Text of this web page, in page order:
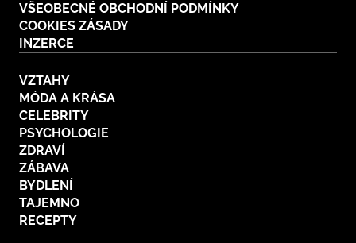
VŠEOBECNÉ OBCHODNÍ PODMÍNKY
COOKIES ZÁSADY
INZERCE
VZTAHY
MÓDA A KRÁSA
CELEBRITY
PSYCHOLOGIE
ZDRAVÍ
ZÁBAVA
BYDLENÍ
TAJEMNO
RECEPTY